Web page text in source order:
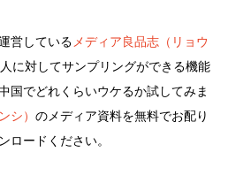
営しているメディア良品志（リョウ
に対してサンプリングができる機能
国でどれくらいウケるか試してみま
シ） のメディア資料を無料でお配り
ロードください。